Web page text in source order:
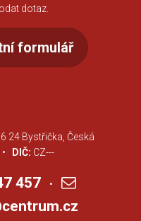
dotaz.
formulář
24 Bystřička, Česká
DIČ: CZ---
457 •